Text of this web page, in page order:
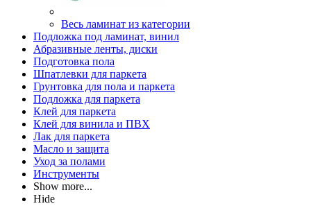
Весь ламинат из категории
Подложка под ламинат, винил
Абразивные ленты, диски
Подготовка пола
Шпатлевки для паркета
Грунтовка для пола и паркета
Подложка для паркета
Клей для паркета
Клей для винила и ПВХ
Лак для паркета
Масло и защита
Уход за полами
Инструменты
Show more...
Hide